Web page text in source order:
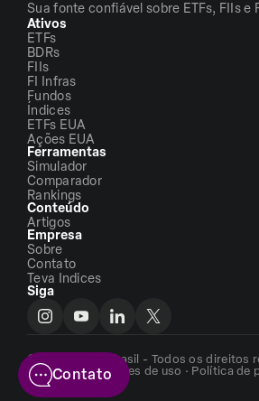
Sua fonte confiável sobre ETFs, FIIs e
Ativos
ETFs
BDRs
FIIs
FI Infras
Fundos
Índices
ETFs EUA
Ações EUA
Ferramentas
Simulador
Comparador
Rankings
Conteúdo
Artigos
Empresa
Sobre
Contato
Teva Indices
Siga
©2026 - ETFs Brasil - Todos os direitos
Termos e condições de uso · Política de
do siteContato